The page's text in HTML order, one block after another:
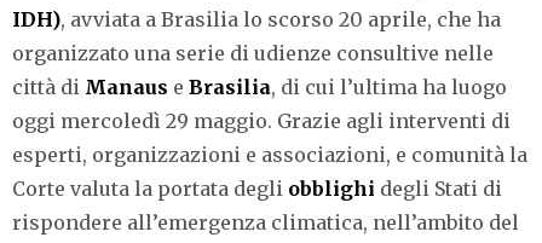
IDH), avviata a Brasilia lo scorso 20 aprile, che ha
organizzato una serie di udienze consultive nelle
città di Manaus e Brasilia, di cui l’ultima ha luogo
oggi mercoledì 29 maggio. Grazie agli interventi di
esperti, organizzazioni e associazioni, e comunità la
Corte valuta la portata degli obblighi degli Stati di
rispondere all’emergenza climatica, nell’ambito del